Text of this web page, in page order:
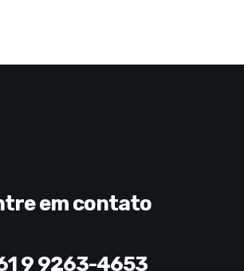
em contato
9 9263-4653